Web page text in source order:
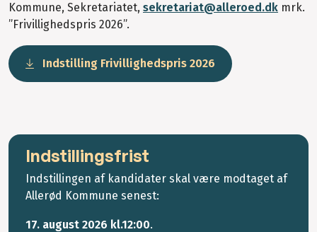
Kommune, Sekretariatet, sekretariat@alleroed.dk mrk.
”Frivillighedspris 2026”.
Indstilling Frivillighedspris 2026
Indstillingsfrist
Indstillingen af kandidater skal være modtaget af
Allerød Kommune senest:
17. august 2026 kl.12:00.